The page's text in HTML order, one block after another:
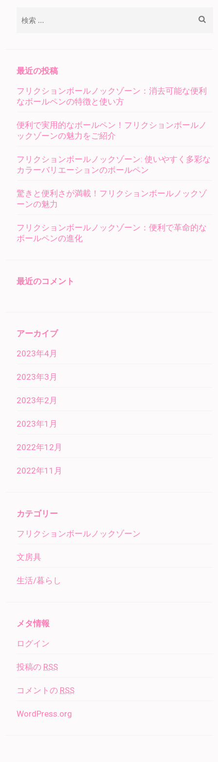
最近の投稿
フリクションボールノックゾーン：消去可能な便利
なボールペンの特徴と使い方
便利で実用的なボールペン！フリクションボールノ
ックゾーンの魅力をご紹介
フリクションボールノックゾーン: 使いやすく多彩な
カラーバリエーションのボールペン
驚きと便利さが満載！フリクションボールノックゾ
ーンの魅力
フリクションボールノックゾーン：便利で革命的な
ボールペンの進化
最近のコメント
アーカイブ
2023年4月
2023年3月
2023年2月
2023年1月
2022年12月
2022年11月
カテゴリー
フリクションボールノックゾーン
文房具
生活/暮らし
メタ情報
ログイン
投稿の RSS
コメントの RSS
WordPress.org